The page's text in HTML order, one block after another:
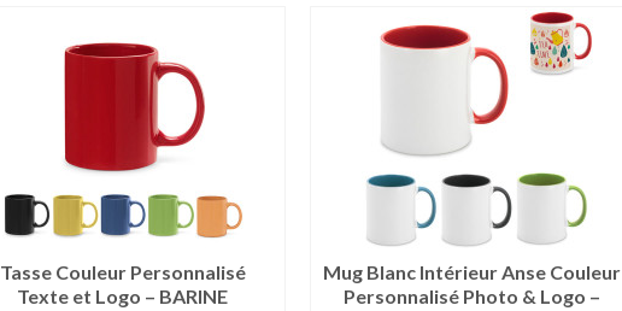
Tasse Couleur Personnalisé
Texte et Logo – BARINE
Mug Blanc Intérieur Anse Couleur
Personnalisé Photo & Logo –